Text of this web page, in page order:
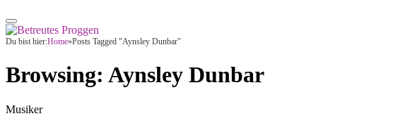
Du bist hier:Home»Posts Tagged "Aynsley Dunbar"
Browsing: Aynsley Dunbar
Musiker